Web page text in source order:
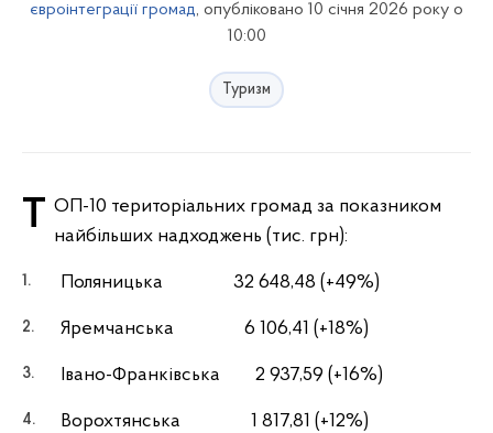
євроінтеграції громад, опубліковано 10 січня 2026 року о
10:00
Туризм
ТОП-10 територіальних громад за показником найбільших надходжень (тис. грн):
Поляницька 32 648,48 (+49%)
Яремчанська 6 106,41 (+18%)
Iвано-Франкiвська 2 937,59 (+16%)
Ворохтянська 1 817,81 (+12%)